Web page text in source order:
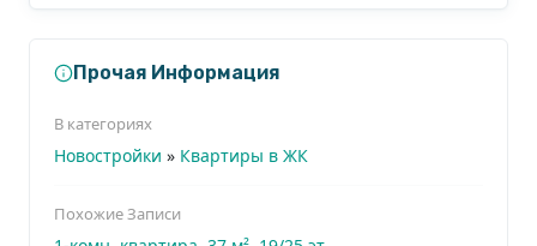
Прочая Информация
В категориях
Новостройки » Квартиры в ЖК
Похожие Записи